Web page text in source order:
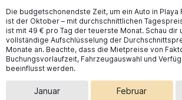
Die budgetschonendste Zeit, um ein Auto in Playa
ist der Oktober – mit durchschnittlichen
ist mit 49 € pro Tag der teuerste Monat. Schau dir
vollständige Aufschlüsselung der
Monate an. Beachte, dass die Mietpreise von
Buchungsvorlaufzeit, Fahrzeugauswahl und
beeinflusst werden.
Januar Februar